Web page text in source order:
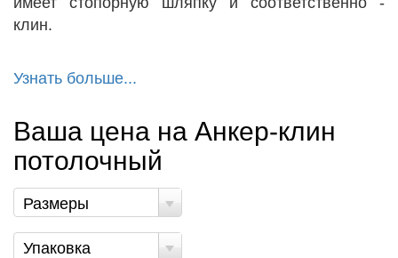
клин.
Узнать больше...
Ваша цена на Анкер-клин
потолочный
Размеры
Упаковка